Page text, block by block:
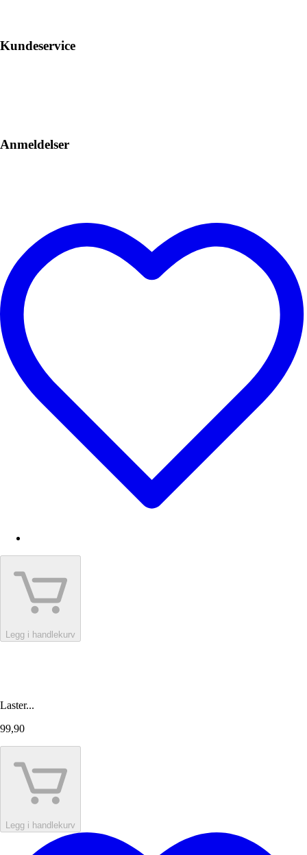
Kundeservice
Anmeldelser
Legg i handlekurv
Laster...
99,90
Legg i handlekurv